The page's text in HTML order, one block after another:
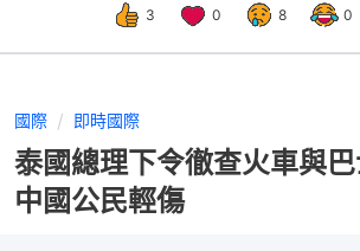
3 0 8 0
國際 即時國際
泰國總理下令徹查火車與
中國公民輕傷